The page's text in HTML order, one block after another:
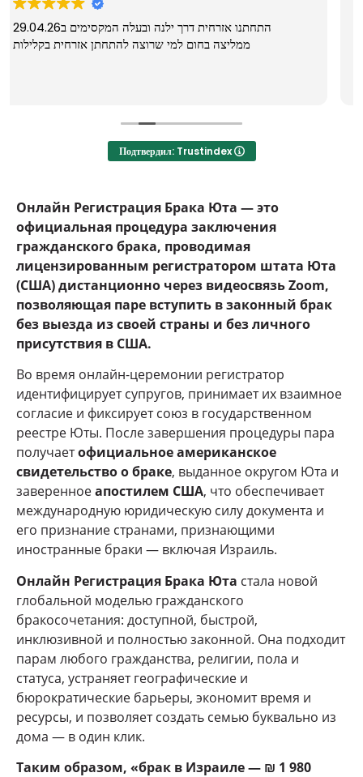
אחד הרגעים הכי יפים שהיו לנו כל התנהל מצוקה מדהימה וכבר
כמו חלום
Подтвердил: Trustindex
Онлайн Регистрация Брака Юта — это
официальная процедура заключения
гражданского брака, проводимая
лицензированным регистратором штата Юта
(США) дистанционно через видеосвязь Zoom,
позволяющая паре вступить в законный брак
без выезда из своей страны и без личного
присутствия в США.
Во время онлайн-церемонии регистратор
идентифицирует супругов, принимает их взаимное
согласие и фиксирует союз в государственном
реестре Юты. После завершения процедуры пара
получаетофициальное американское
свидетельство о браке, выданное округом Юта и
заверенноеапостилем США, что обеспечивает
международную юридическую силу документа и
его признание странами, признающими
иностранные браки — включая Израиль.
Онлайн Регистрация Брака Юта стала новой
глобальной моделью гражданского
бракосочетания: доступной, быстрой,
инклюзивной и полностью законной. Она подходит
парам любого гражданства, религии, пола и
статуса, устраняет географические и
бюрократические барьеры, экономит время и
ресурсы, и позволяет создать семью буквально из
дома — в один клик.
Таким образом, «брак в Израиле — ₪ 1 980